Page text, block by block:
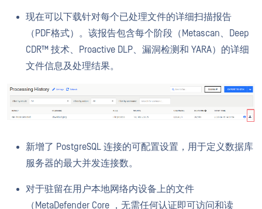
现在可以下载针对每个已处理文件的详细扫描报告
（PDF格式）。该报告包含每个阶段（Metascan、Deep
CDR™ 技术、Proactive DLP、漏洞检测和 YARA）的详细
文件信息及处理结果。
新增了 PostgreSQL 连接的可配置设置，用于定义数据库
服务器的最大并发连接数。
对于驻留在用户本地网络内设备上的文件
（MetaDefender Core ，无需任何认证即可访问和读